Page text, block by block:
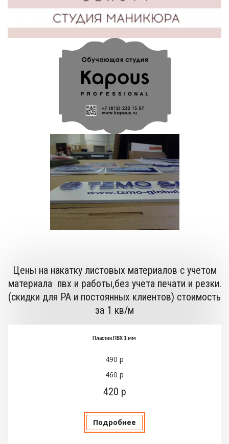
Цены на накатку листовых материалов с учетом
материала пвх и работы,без учета печати и резки.
(скидки для РА и постоянных клиентов) стоимость
за 1 кв/м
Пластик ПВХ 1 мм
490 р
460 р
420 р
Подробнее